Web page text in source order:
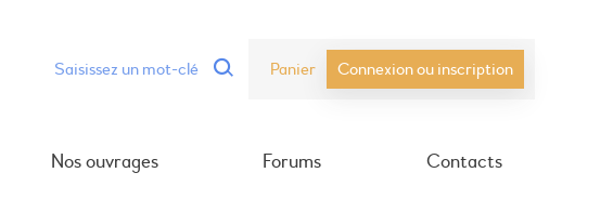
Panier Connexion ou inscription
Nos ouvrages Forums Contacts